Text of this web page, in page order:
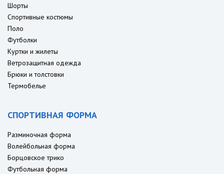
Шорты
Спортивные костюмы
Поло
Футболки
Куртки и жилеты
Ветрозащитная одежда
Брюки и толстовки
Термобелье
СПОРТИВНАЯ ФОРМА
Разминочная форма
Волейбольная форма
Борцовское трико
Футбольная форма